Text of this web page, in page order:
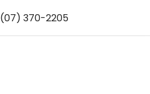
(07) 370-2205